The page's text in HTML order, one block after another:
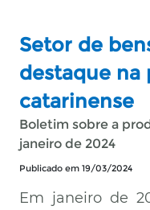
Setor de
destaque na
catarinense
Boletim sobre a
janeiro de 2024
Publicado em 19/03/2024
Em janeiro de